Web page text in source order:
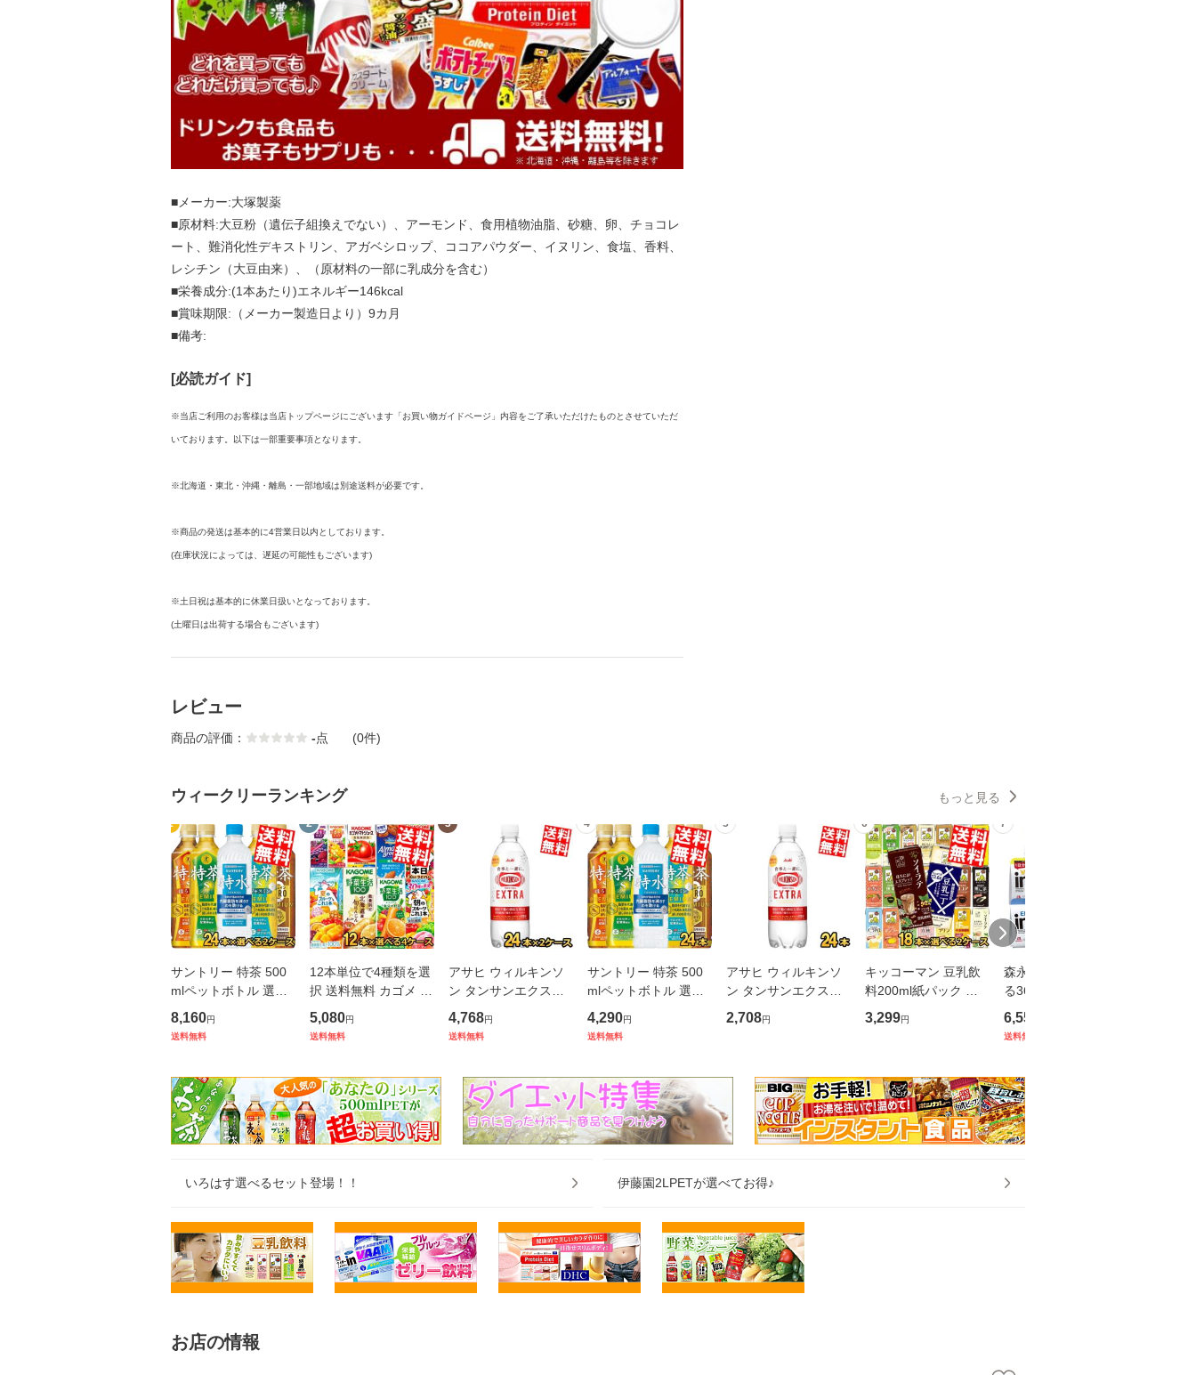
■メーカー:大塚製薬
■原材料:大豆粉（遺伝子組換えでない）、アーモンド、食用植物油脂、砂糖、卵、チョコレ
ート、難消化性デキストリン、アガベシロップ、ココアパウダー、イヌリン、食塩、香料、
レシチン（大豆由来）、（原材料の一部に乳成分を含む）
■栄養成分:(1本あたり)エネルギー146kcal
■賞味期限:（メーカー製造日より）9カ月
■備考:
[必読ガイド]
※当店ご利用のお客様は当店トップページにございます「お買い物ガイドページ」内容をご了承いただけたものとさせていただ
いております。以下は一部重要事項となります。
※北海道・東北・沖縄・離島・一部地域は別途送料が必要です。
※商品の発送は基本的に4営業日以内としております。
(在庫状況によっては、遅延の可能性もございます)
※土日祝は基本的に休業日扱いとなっております。
(土曜日は出荷する場合もございます)
レビュー
商品の評価： -点 (0件)
ウィークリーランキング もっと見る
1
サントリー 特茶 500
mlペットボトル 選べ
る48本セット(24本×2
ケース) Pontaパス
8,160円
送料無料
2
12本単位で4種類を選
択 送料無料 カゴメ 野
菜ジュース 200ml紙
パックシリーズ選べる
5,080円
送料無料
3
アサヒ ウィルキンソ
ン タンサンエクスト
ラ 490mlペットボト
ル 48本(24本×2ケー
4,768円
送料無料
4
サントリー 特茶 500
mlペットボトル 選べ
る24本 Pontaパス
4,290円
送料無料
5
アサヒ ウィルキンソ
ン タンサンエクスト
ラ 490mlペットボト
ル 24本入
2,708円
6
キッコーマン 豆乳飲
料200ml紙パック 選
べる2ケース 計36本 P
ontaパス
3,299円
7
森永 ｉｎゼリー 選べ
る36個セット (6個入×
6箱) ウイダーインゼ
リー inゼリー Pontaパ
6,559
送料無料
いろはす選べるセット登場！！ 伊藤園2LPETが選べてお得♪
お店の情報